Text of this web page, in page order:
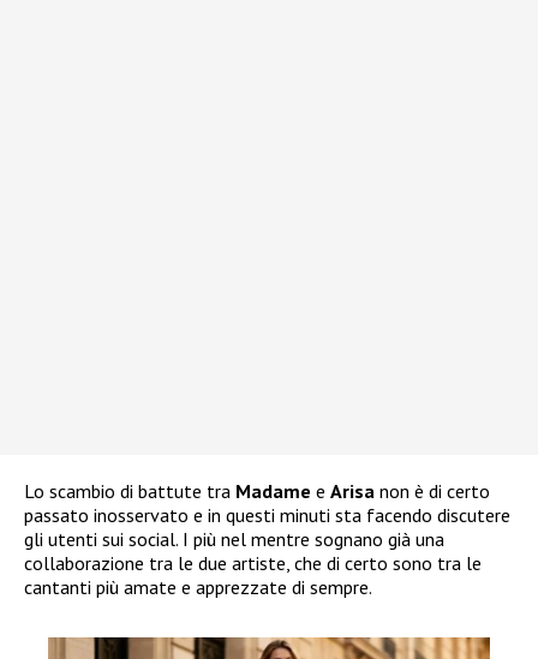
Lo scambio di battute tra Madame e Arisa non è di certo
passato inosservato e in questi minuti sta facendo discutere
gli utenti sui social. I più nel mentre sognano già una
collaborazione tra le due artiste, che di certo sono tra le
cantanti più amate e apprezzate di sempre.